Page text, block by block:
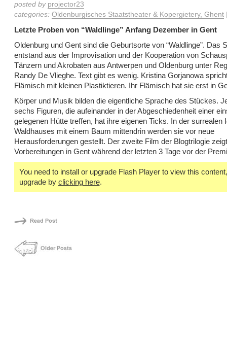
posted by projector23
categories: Oldenburgisches Staatstheater & Kopergietery, Ghent
Letzte Proben von “Waldlinge” Anfang Dezember in Gent
Oldenburg und Gent sind die Geburtsorte von “Waldlinge”. Das
entstand aus der Improvisation und der Kooperation von
Tänzern und Akrobaten aus Antwerpen und Oldenburg unter
Randy De Vlieghe. Text gibt es wenig. Kristina Gorjanowa
Flämisch mit kleinen Plastiktieren. Ihr Flämisch hat sie erst in
Körper und Musik bilden die eigentliche Sprache des Stückes.
sechs Figuren, die aufeinander in der Abgeschiedenheit einer
gelegenen Hütte treffen, hat ihre eigenen Ticks. In der surrealen
Waldhauses mit einem Baum mittendrin werden sie vor neue
Herausforderungen gestellt. Der zweite Film der Blogtrilogie
Vorbereitungen in Gent während der letzten 3 Tage vor der
You need to install or upgrade Flash Player to view this
upgrade by clicking here.